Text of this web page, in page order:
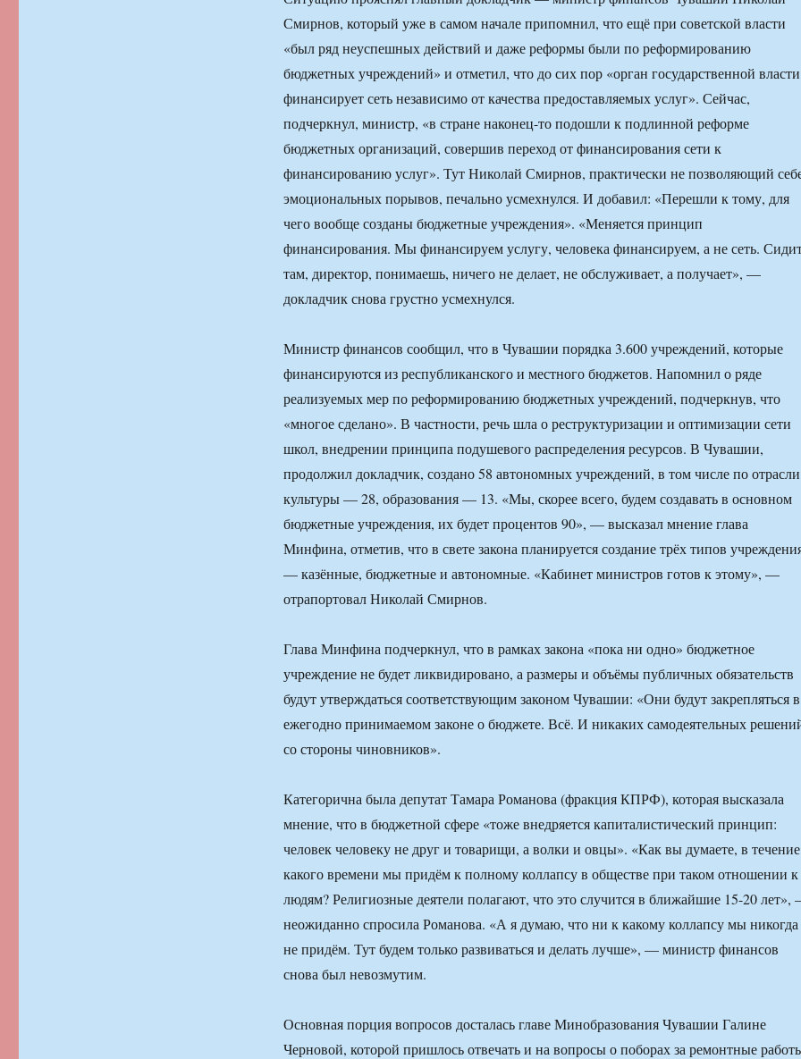
Смирнов, который уже в самом начале припомнил, что ещё при советской власти
«был ряд неуспешных действий и даже реформы были по реформированию
бюджетных учреждений» и отметил, что до сих пор «орган государственной власти
финансирует сеть независимо от качества предоставляемых услуг». Сейчас,
подчеркнул, министр, «в стране наконец-то подошли к подлинной реформе
бюджетных организаций, совершив переход от финансирования сети к
финансированию услуг». Тут Николай Смирнов, практически не позволяющий
эмоциональных порывов, печально усмехнулся. И добавил: «Перешли к тому, для
чего вообще созданы бюджетные учреждения». «Меняется принцип
финансирования. Мы финансируем услугу, человека финансируем, а не сеть.
там, директор, понимаешь, ничего не делает, не обслуживает, а получает», —
докладчик снова грустно усмехнулся.
Министр финансов сообщил, что в Чувашии порядка 3.600 учреждений, которые
финансируются из республиканского и местного бюджетов. Напомнил о ряде
реализуемых мер по реформированию бюджетных учреждений, подчеркнув, что
«многое сделано». В частности, речь шла о реструктуризации и оптимизации сети
школ, внедрении принципа подушевого распределения ресурсов. В Чувашии,
продолжил докладчик, создано 58 автономных учреждений, в том числе по отрасли
культуры — 28, образования — 13. «Мы, скорее всего, будем создавать в основном
бюджетные учреждения, их будет процентов 90», — высказал мнение глава
Минфина, отметив, что в свете закона планируется создание трёх типов
— казённые, бюджетные и автономные. «Кабинет министров готов к этому», —
отрапортовал Николай Смирнов.
Глава Минфина подчеркнул, что в рамках закона «пока ни одно» бюджетное
учреждение не будет ликвидировано, а размеры и объёмы публичных обязательств
будут утверждаться соответствующим законом Чувашии: «Они будут закрепляться в
ежегодно принимаемом законе о бюджете. Всё. И никаких самодеятельных
со стороны чиновников».
Категорична была депутат Тамара Романова (фракция КПРФ), которая высказала
мнение, что в бюджетной сфере «тоже внедряется капиталистический принцип:
человек человеку не друг и товарищи, а волки и овцы». «Как вы думаете, в течение
какого времени мы придём к полному коллапсу в обществе при таком отношении к
людям? Религиозные деятели полагают, что это случится в ближайшие 15-20
неожиданно спросила Романова. «А я думаю, что ни к какому коллапсу мы никогда
не придём. Тут будем только развиваться и делать лучше», — министр финансов
снова был невозмутим.
Основная порция вопросов досталась главе Минобразования Чувашии Галине
Черновой, которой пришлось отвечать и на вопросы о поборах за ремонтные